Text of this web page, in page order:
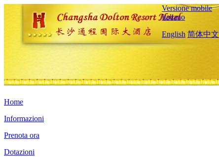
Versione mobile
Italiano
English 简体中文
Home
Informazioni
Prenota ora
Dotazioni